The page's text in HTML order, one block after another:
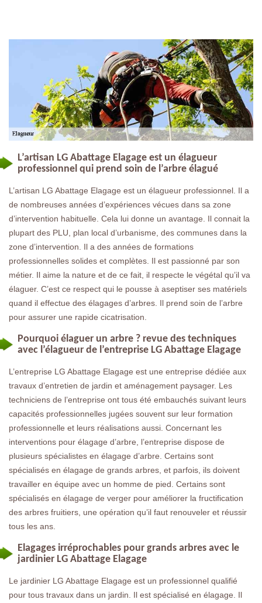
L’artisan LG Abattage Elagage est un élagueur
professionnel qui prend soin de l’arbre élagué
L’artisan LG Abattage Elagage est un élagueur professionnel. Il a
de nombreuses années d’expériences vécues dans sa zone
d’intervention habituelle. Cela lui donne un avantage. Il connait la
plupart des PLU, plan local d’urbanisme, des communes dans la
zone d’intervention. Il a des années de formations
professionnelles solides et complètes. Il est passionné par son
métier. Il aime la nature et de ce fait, il respecte le végétal qu’il va
élaguer. C’est ce respect qui le pousse à aseptiser ses matériels
quand il effectue des élagages d’arbres. Il prend soin de l’arbre
pour assurer une rapide cicatrisation.
Pourquoi élaguer un arbre ? revue des techniques
avec l’élagueur de l’entreprise LG Abattage Elagage
L’entreprise LG Abattage Elagage est une entreprise dédiée aux
travaux d’entretien de jardin et aménagement paysager. Les
techniciens de l’entreprise ont tous été embauchés suivant leurs
capacités professionnelles jugées souvent sur leur formation
professionnelle et leurs réalisations aussi. Concernant les
interventions pour élagage d’arbre, l’entreprise dispose de
plusieurs spécialistes en élagage d’arbre. Certains sont
spécialisés en élagage de grands arbres, et parfois, ils doivent
travailler en équipe avec un homme de pied. Certains sont
spécialisés en élagage de verger pour améliorer la fructification
des arbres fruitiers, une opération qu’il faut renouveler et réussir
tous les ans.
Elagages irréprochables pour grands arbres avec le
jardinier LG Abattage Elagage
Le jardinier LG Abattage Elagage est un professionnel qualifié
pour tous travaux dans un jardin. Il est spécialisé en élagage. Il